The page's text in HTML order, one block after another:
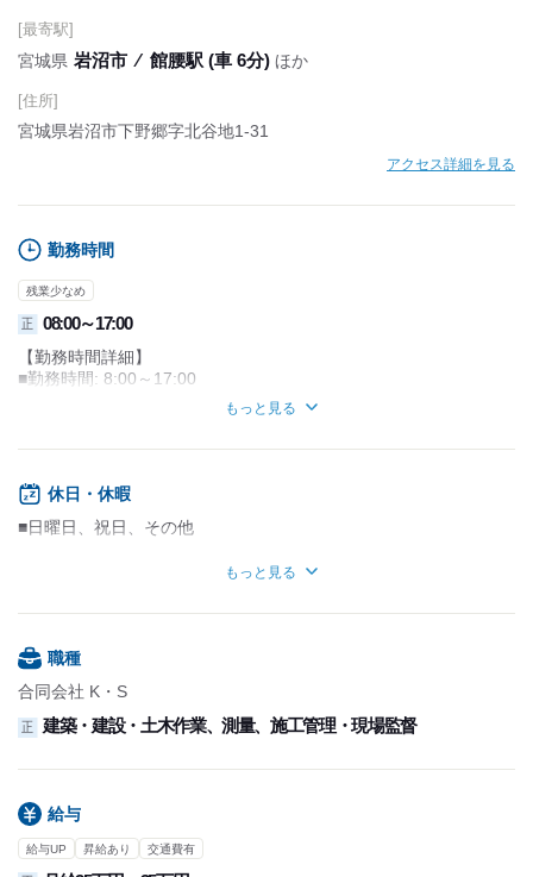
[最寄駅]
宮城県 岩沼市 ⁄ 館腰駅 (車 6分) ほか
[住所]
宮城県岩沼市下野郷字北谷地1-31
アクセス詳細を見る
勤務時間
残業少なめ
正 08:00～17:00
【勤務時間詳細】
■勤務時間: 8:00～17:00
残業は極力避けている方針ですので、
ワークライフバランスを保ちながら
業務に取り組むことが可能です。
活躍中します。当社では信頼性や安定性を
長期的なキャリア形成をサポートします。
もっと見る
休日・休暇
■日曜日、祝日、その他
■年末年始、GW、お盆休み
■6ヶ月経過後の年次有給休暇：10日
もっと見る
職種
合同会社 K・S
正 建築・建設・土木作業、測量、施工管理・現場監督
給与
給与UP 昇給あり 交通費有